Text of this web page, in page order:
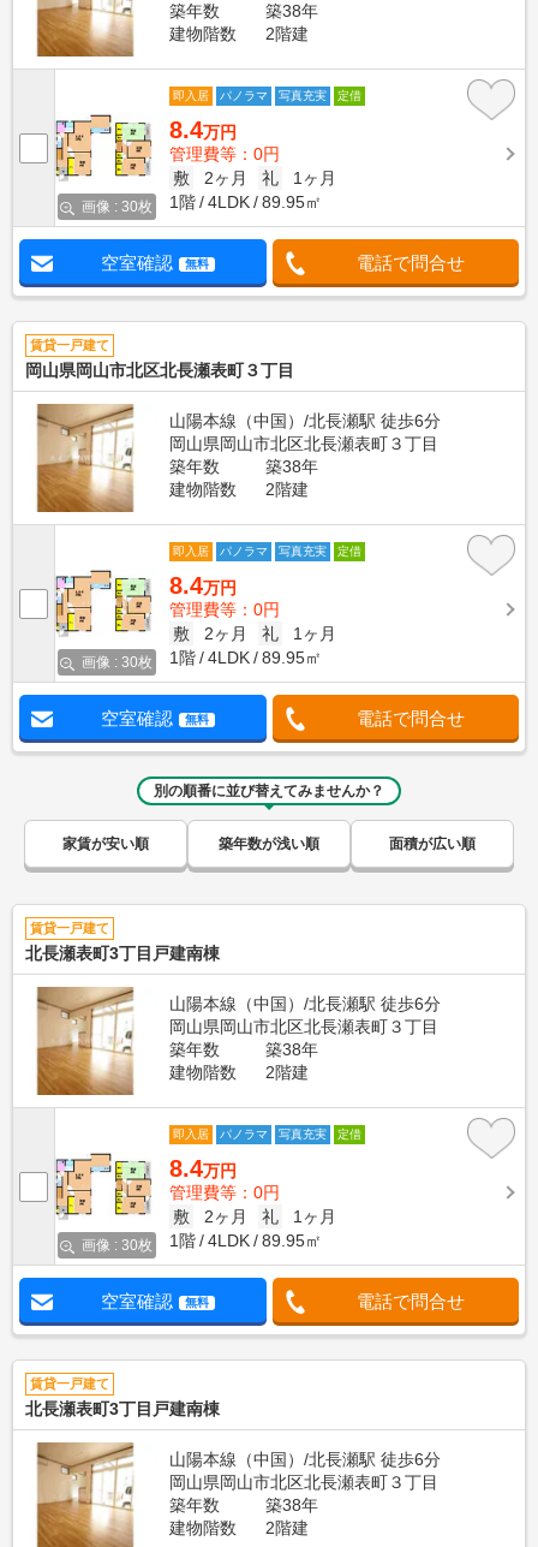
築年数
築38年
建物階数
2階建
画像 : 30枚
即入居 パノラマ 写真充実 定借
8.4万円
管理費等：0円
敷
2ヶ月 礼
1ヶ月
1階
4LDK 89.95㎡
空室確認 無料 電話で問合せ
賃貸一戸建て
岡山県岡山市北区北長瀬表町３丁目
山陽本線（中国）/北長瀬駅 徒歩6分
岡山県岡山市北区北長瀬表町３丁目
築年数
築38年
建物階数
2階建
画像 : 30枚
即入居 パノラマ 写真充実 定借
8.4万円
管理費等：0円
敷
2ヶ月 礼
1ヶ月
1階
4LDK 89.95㎡
空室確認 無料 電話で問合せ
別の順番に並び替えてみませんか？
家賃が安い順 築年数が浅い順 面積が広い順
賃貸一戸建て
北長瀬表町3丁目戸建南棟
山陽本線（中国）/北長瀬駅 徒歩6分
岡山県岡山市北区北長瀬表町３丁目
築年数
築38年
建物階数
2階建
画像 : 30枚
即入居 パノラマ 写真充実 定借
8.4万円
管理費等：0円
敷
2ヶ月 礼
1ヶ月
1階
4LDK 89.95㎡
空室確認 無料 電話で問合せ
賃貸一戸建て
北長瀬表町3丁目戸建南棟
山陽本線（中国）/北長瀬駅 徒歩6分
岡山県岡山市北区北長瀬表町３丁目
築年数
築38年
建物階数
2階建